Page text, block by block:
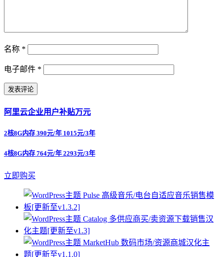
名称 *
电子邮件 *
阿里云企业用户补贴万元
2核8G内存 390元/年 1015元/3年
4核8G内存 764元/年 2293元/3年
立即购买